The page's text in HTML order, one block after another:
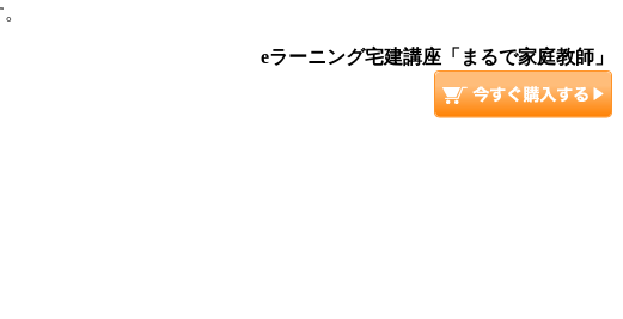
eラーニング宅建講座「まるで家庭教師」